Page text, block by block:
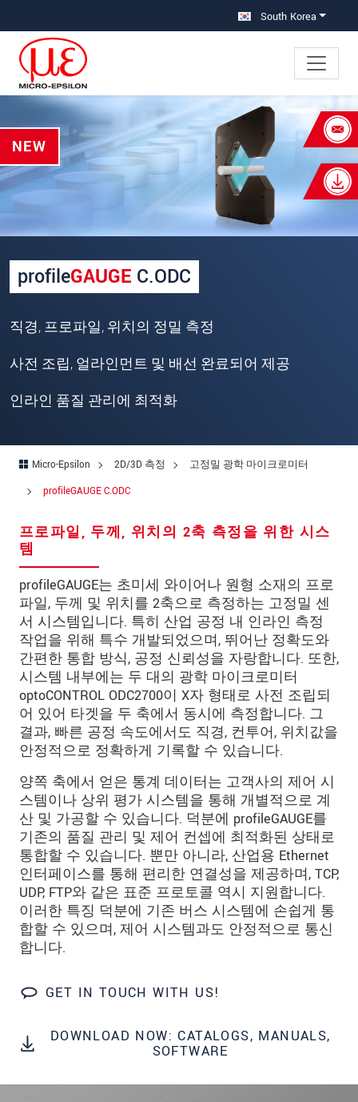
South Korea
NEW
profileGAUGE C.ODC
직경, 프로파일, 위치의 정밀 측정
사전 조립, 얼라인먼트 및 배선 완료되어 제공
인라인 품질 관리에 최적화
Micro-Epsilon 2D/3D 측정
고정밀 광학 마이크로미터
profileGAUGE C.ODC
프로파일, 두께, 위치의 2축 측정을 위한 시스
템
profileGAUGE는 초미세 와이어나 원형 소재의 프로
파일, 두께 및 위치를 2축으로 측정하는 고정밀 센
서 시스템입니다. 특히 산업 공정 내 인라인 측정
작업을 위해 특수 개발되었으며, 뛰어난 정확도와
간편한 통합 방식, 공정 신뢰성을 자랑합니다. 또한,
시스템 내부에는 두 대의 광학 마이크로미터
optoCONTROL ODC2700이 X자 형태로 사전 조립되
어 있어 타겟을 두 축에서 동시에 측정합니다. 그
결과, 빠른 공정 속도에서도 직경, 컨투어, 위치값을
안정적으로 정확하게 기록할 수 있습니다.
양쪽 축에서 얻은 통계 데이터는 고객사의 제어 시
스템이나 상위 평가 시스템을 통해 개별적으로 계
산 및 가공할 수 있습니다. 덕분에 profileGAUGE를
기존의 품질 관리 및 제어 컨셉에 최적화된 상태로
통합할 수 있습니다. 뿐만 아니라, 산업용 Ethernet
인터페이스를 통해 편리한 연결성을 제공하며, TCP,
UDP, FTP와 같은 표준 프로토콜 역시 지원합니다.
이러한 특징 덕분에 기존 버스 시스템에 손쉽게 통
합할 수 있으며, 제어 시스템과도 안정적으로 통신
합니다.
GET IN TOUCH WITH US!
DOWNLOAD NOW: CATALOGS, MANUALS,
SOFTWARE
×
Your request for: profileGAUGE C.ODC
성명
회사명*
우편번호
국가*
연락처
E-Mail*
문의 내용*
* 필수 항목
자세한 내용은
바랍니다.
문의 등록